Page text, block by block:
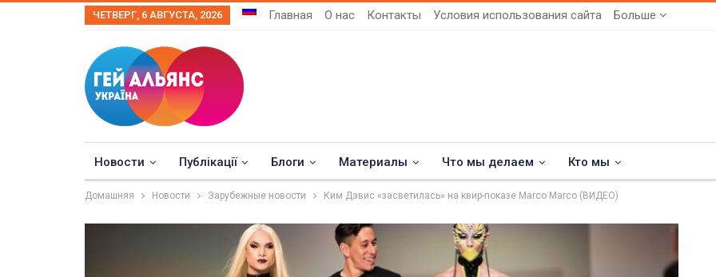
ЧЕТВЕРГ, 6 АВГУСТА, 2026 Главная О нас Контакты Условия использования сайта Больше
Новости Публікації Блоги Материалы Что мы делаем Кто мы
Домашняя Новости Зарубежные новости Ким Дэвис «засветилась» на квир-показе Marco Marco (ВИДЕО)